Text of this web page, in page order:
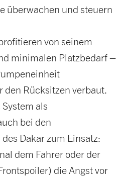
überwachen und steuern
von seinem
minimalen Platzbedarf –
den Rücksitzen verbaut.
als
bei den
Dakar zum Einsatz:
dem Fahrer oder der
die Angst vor